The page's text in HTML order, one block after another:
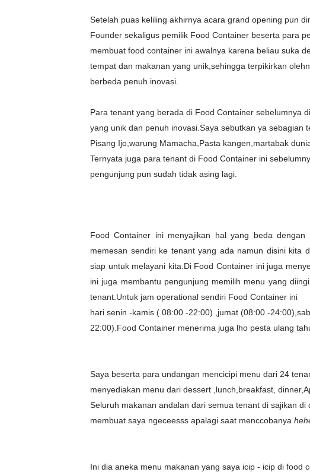
Setelah puas keliling akhirnya acara grand opening pun
Founder sekaligus pemilik Food Container beserta para
membuat food container ini awalnya karena beliau suka
tempat dan makanan yang unik,sehingga terpikirkan
berbeda penuh inovasi.
Para tenant yang berada di Food Container sebelumnya
yang unik dan penuh inovasi.Saya sebutkan ya sebagian
Pisang Ijo,warung Mamacha,Pasta kangen,martabak
Ternyata juga para tenant di Food Container ini
pengunjung pun sudah tidak asing lagi.
Food Container ini menyajikan hal yang beda
memesan sendiri ke tenant yang ada namun disini kita
siap untuk melayani kita.Di Food Container ini juga
ini juga membantu pengunjung memilih menu yang
tenant.Untuk jam operational sendiri Food Container ini
hari senin -kamis ( 08:00 -22:00) ,jumat (08:00 -
22:00). Food Container menerima juga lho pesta ulang
Saya beserta para undangan mencicipi menu dari 24
menyediakan menu dari dessert ,lunch,breakfast,
Seluruh makanan andalan dari semua tenant di sajikan
membuat saya ngeceesss apalagi saat menccobanya
Ini dia aneka menu makanan yang saya icip - icip di food